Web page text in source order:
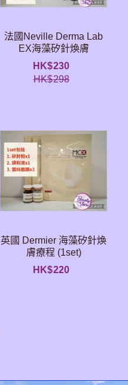
法國Neville Derma Lab
EX海藻矽針煥膚
HK$230
HK$298
英國 Dermier 海藻矽針煥
膚療程 (1set)
HK$220